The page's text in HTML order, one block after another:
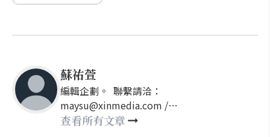
蘇祐萱
編輯企劃。 聯繫請洽：
maysu@xinmedia.com /
may860527@gmail.com
查看所有文章